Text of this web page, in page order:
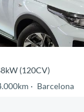
(120CV)
Barcelona